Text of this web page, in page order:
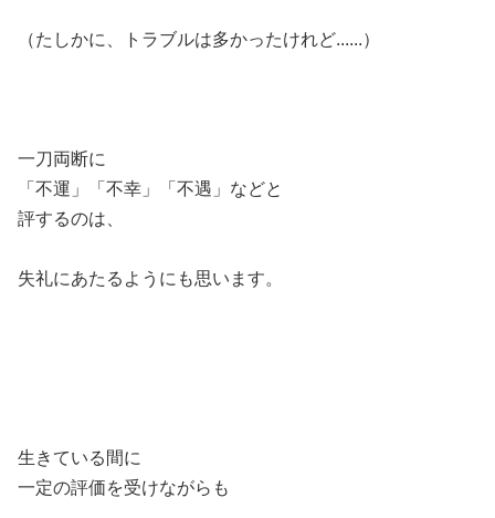
（たしかに、トラブルは多かったけれど......）
一刀両断に
「不運」「不幸」「不遇」などと
評するのは、
失礼にあたるようにも思います。
生きている間に
一定の評価を受けながらも